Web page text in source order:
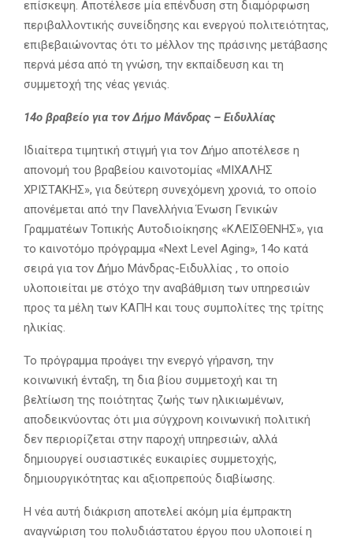
επίσκεψη. Αποτέλεσε μία επένδυση στη διαμόρφωση
περιβαλλοντικής συνείδησης και ενεργού πολιτειότητας,
επιβεβαιώνοντας ότι το μέλλον της πράσινης μετάβασης
περνά μέσα από τη γνώση, την εκπαίδευση και τη
συμμετοχή της νέας γενιάς.
14ο βραβείο για τον Δήμο Μάνδρας – Ειδυλλίας
Ιδιαίτερα τιμητική στιγμή για τον Δήμο αποτέλεσε η
απονομή του βραβείου καινοτομίας «ΜΙΧΑΛΗΣ
ΧΡΙΣΤΑΚΗΣ», για δεύτερη συνεχόμενη χρονιά, το οποίο
απονέμεται από την Πανελλήνια Ένωση Γενικών
Γραμματέων Τοπικής Αυτοδιοίκησης «ΚΛΕΙΣΘΕΝΗΣ», για
το καινοτόμο πρόγραμμα «Next Level Aging», 14ο κατά
σειρά για τον Δήμο Μάνδρας-Ειδυλλίας , το οποίο
υλοποιείται με στόχο την αναβάθμιση των υπηρεσιών
προς τα μέλη των ΚΑΠΗ και τους συμπολίτες της τρίτης
ηλικίας.
Το πρόγραμμα προάγει την ενεργό γήρανση, την
κοινωνική ένταξη, τη δια βίου συμμετοχή και τη
βελτίωση της ποιότητας ζωής των ηλικιωμένων,
αποδεικνύοντας ότι μια σύγχρονη κοινωνική πολιτική
δεν περιορίζεται στην παροχή υπηρεσιών, αλλά
δημιουργεί ουσιαστικές ευκαιρίες συμμετοχής,
δημιουργικότητας και αξιοπρεπούς διαβίωσης.
Η νέα αυτή διάκριση αποτελεί ακόμη μία έμπρακτη
αναγνώριση του πολυδιάστατου έργου που υλοποιεί η